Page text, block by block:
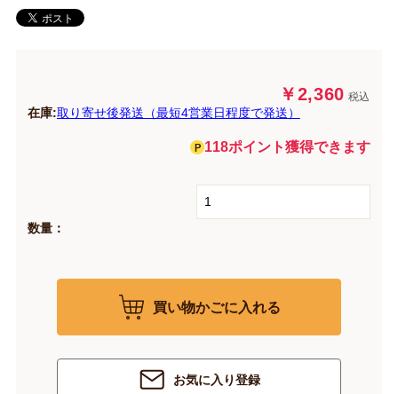
￥2,360 税込
在庫:取り寄せ後発送（最短4営業日程度で発送）
118ポイント獲得できます
数量：
買い物かごに入れる
お気に入り登録